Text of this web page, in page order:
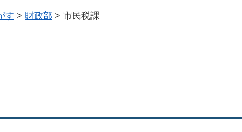
す > 財政部 > 市民税課